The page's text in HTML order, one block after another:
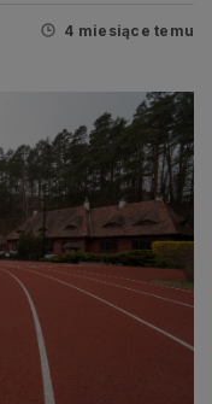
4 miesiące temu